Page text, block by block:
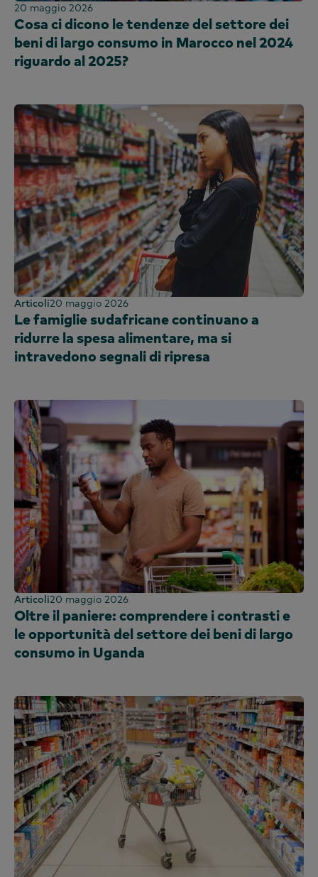
20 maggio 2026
Cosa ci dicono le tendenze del settore dei
beni di largo consumo in Marocco nel 2024
riguardo al 2025?
Articoli20 maggio 2026
Le famiglie sudafricane continuano a
ridurre la spesa alimentare, ma si
intravedono segnali di ripresa
Articoli20 maggio 2026
Oltre il paniere: comprendere i contrasti e
le opportunità del settore dei beni di largo
consumo in Uganda